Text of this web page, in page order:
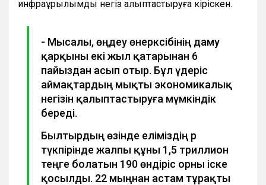
инфрақұрылымдық негіз қалыптастыруға кіріскен.
- Мысалы, өңдеу өнеркәсібінің даму
қарқыны екі жыл қатарынан 6
пайыздан асып отыр. Бұл үдеріс
аймақтардың мықты экономикалық
негізін қалыптастыруға мүмкіндік
береді.
Былтырдың өзінде еліміздің әр
түкпірінде жалпы құны 1,5 триллион
теңге болатын 190 өндіріс орны іске
қосылды. 22 мыңнан астам тұрақты